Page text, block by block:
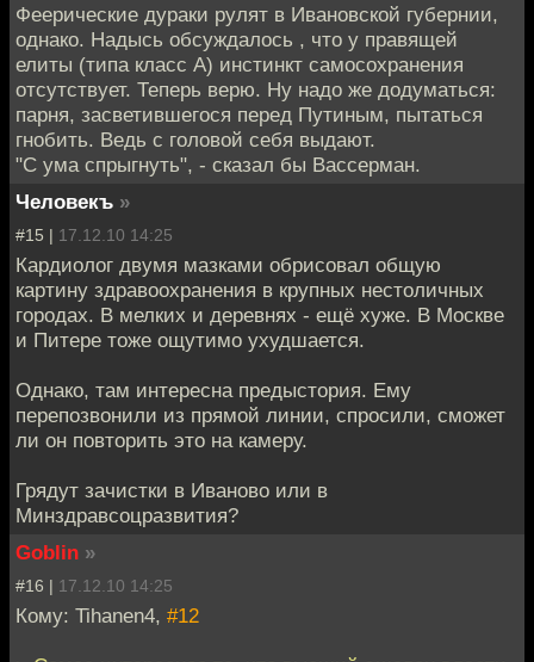
Феерические дураки рулят в Ивановской губернии,
однако. Надысь обсуждалось , что у правящей
елиты (типа класс А) инстинкт самосохранения
отсутствует. Теперь верю. Ну надо же додуматься:
парня, засветившегося перед Путиным, пытаться
гнобить. Ведь с головой себя выдают.
"С ума спрыгнуть", - сказал бы Вассерман.
Человекъ »
#15 | 17.12.10 14:25
Кардиолог двумя мазками обрисовал общую
картину здравоохранения в крупных нестоличных
городах. В мелких и деревнях - ещё хуже. В Москве
и Питере тоже ощутимо ухудшается.
Однако, там интересна предыстория. Ему
перепозвонили из прямой линии, спросили, сможет
ли он повторить это на камеру.
Грядут зачистки в Иваново или в
Минздравсоцразвития?
Goblin »
#16 | 17.12.10 14:25
Кому: Tihanen4, #12